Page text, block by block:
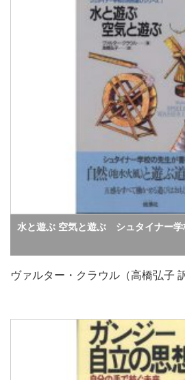
水と遊ぶ 空気と遊ぶ シュタイナー学
ヴァルター・クラウル（高橋弘子 訳